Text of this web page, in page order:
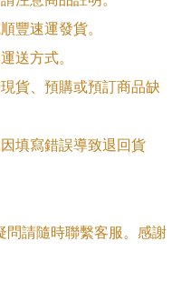
豐速運發貨。
送方式。
貨、預購或預訂商品缺
填寫錯誤導致退回貨
問請隨時聯繫客服。感謝